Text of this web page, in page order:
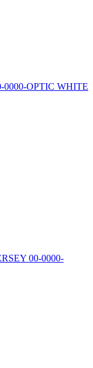
0000-OPTIC WHITE
00-0000-